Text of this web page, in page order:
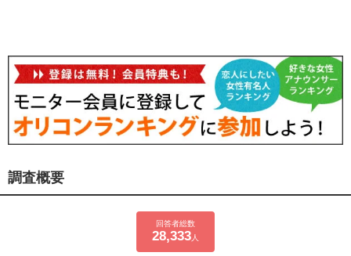
調査概要
回答者総数
28,333 人